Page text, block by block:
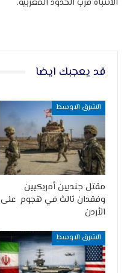
قد يعجبك ايضا
الشرق الاوسط
مقتل جنديين أمريكيين
وفقدان ثالث في هجوم على
الأردن
الشرق الاوسط